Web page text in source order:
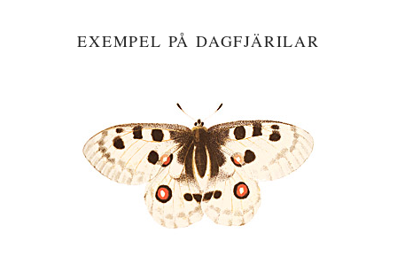
EXEMPEL PÅ DAGFJÄRILAR